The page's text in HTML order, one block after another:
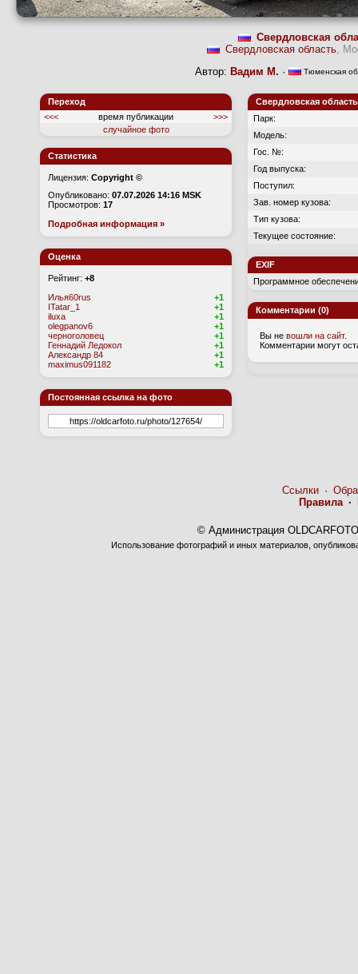
Свердловская
Свердловская область,
Автор: Вадим М. · Тюменская
Переход
<<<
время публикации
>>>
случайное фото
Статистика
Лицензия: Copyright ©
Опубликовано: 07.07.2026 14:16 MSK
Просмотров: 17
Подробная информация »
Оценка
Рейтинг: +8
Илья60rus
+1
ITatar_1
+1
iluxa
+1
olegpanov6
+1
черноголовец
+1
Геннадий Ледокол
+1
Александр 84
+1
maximus091182
+1
Постоянная ссылка на фото
Свердловская
Парк:
Модель:
Гос. №:
Год выпуска:
Поступил:
Зав. номер кузова:
Тип кузова:
Текущее состояние:
EXIF
Программное
Комментарии (0)
Вы не вошли на сайт.
Комментарии могут
Ссылки·
Правила·
© Администрация
Использование фотографий и иных материалов,